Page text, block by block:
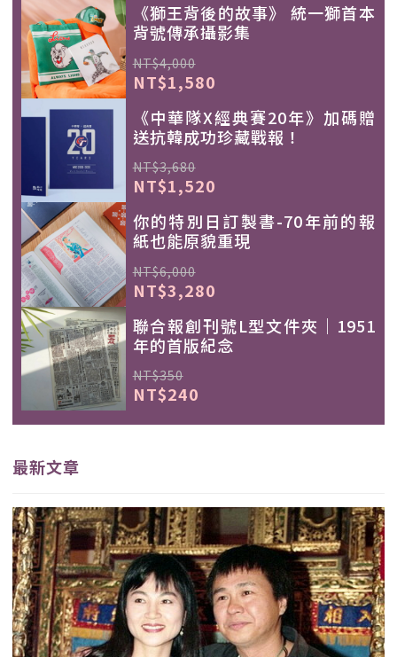
《獅王背後的故事》 統一獅首本
背號傳承攝影集
NT$4,000
NT$1,580
《中華隊X經典賽20年》加碼贈
送抗韓成功珍藏戰報！
NT$3,680
NT$1,520
你的特別日訂製書-70年前的報
紙也能原貌重現
NT$6,000
NT$3,280
聯合報創刊號L型文件夾｜1951
年的首版紀念
NT$350
NT$240
最新文章